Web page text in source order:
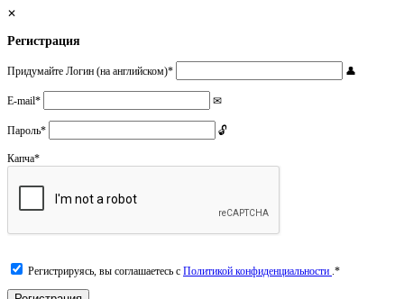
Регистрация
Придумайте Логин (на английском)*
E-mail*
Пароль*
Капча*
Регистрируясь, вы соглашаетесь с Политикой конфиденциальности .*